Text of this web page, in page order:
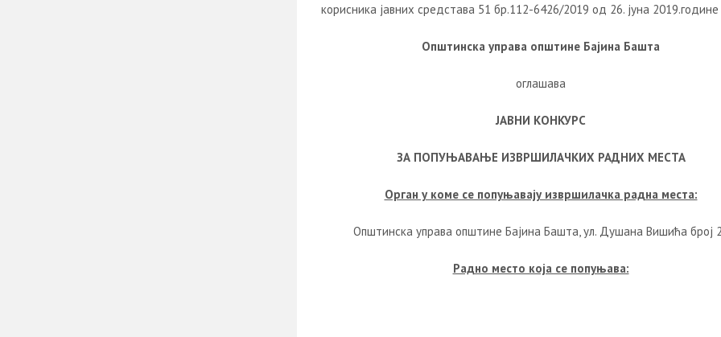
корисника јавних средстава 51 бр.112-6426/2019 од 26. јуна 2019.године
Општинска управа општине Бајина Башта
оглашава
ЈАВНИ КОНКУРС
ЗА ПОПУЊАВАЊЕ ИЗВРШИЛАЧКИХ РАДНИХ МЕСТА
Орган у коме се попуњавају извршилачка радна места:
Општинска управа општине Бајина Башта, ул. Душана Вишића број
Радно место која се попуњава: